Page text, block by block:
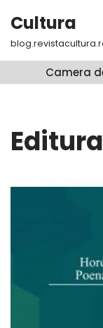
Sari
conținut
Cultura
Camera